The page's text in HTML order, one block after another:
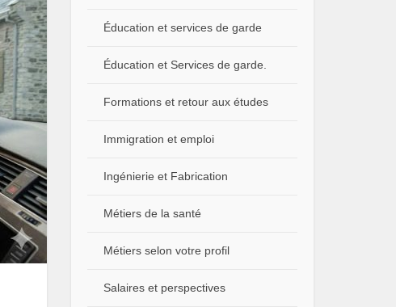
Éducation et services de garde
Éducation et Services de garde.
Formations et retour aux études
Immigration et emploi
Ingénierie et Fabrication
Métiers de la santé
Métiers selon votre profil
Salaires et perspectives